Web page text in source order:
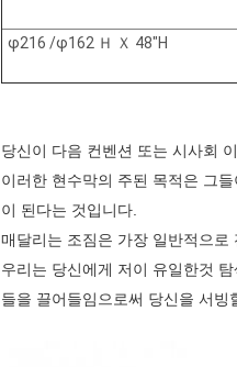
φ216 /φ162 Ｈ Ｘ 48"H
당신이 다음 컨벤션 또는 시사회
이러한 현수막의 주된 목적은 그
이 된다는 것입니다.
매달리는 조짐은 가장 일반적으
우리는 당신에게 저이 유일한것
들을 끌어들임으로써 당신을 서빙